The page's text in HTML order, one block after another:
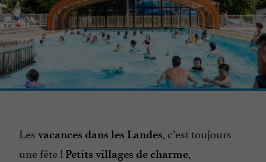
Les vacances dans les Landes, c’est toujours
une fête ! Petits villages de charme,